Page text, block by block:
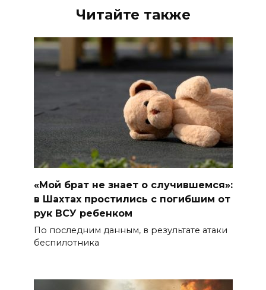
Читайте также
«Мой брат не знает о случившемся»:
в Шахтах простились с погибшим от
рук ВСУ ребенком
По последним данным, в результате атаки
беспилотника